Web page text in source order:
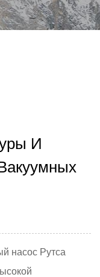
И
насос Рутса